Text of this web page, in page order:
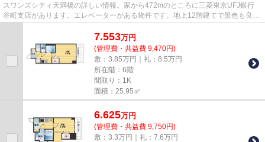
スワンズシティ天満橋の詳しい情報。家から472mのところに三菱東京UFJ銀行
谷町支店があります。エレベーターがある物件です。地上12階建てで景色も良
7.553万円
(管理費・共益費 9,470円)
敷：3.85万円｜礼：8.5万円
所在階：6階
間取り：1K
面積：25.95㎡
6.625万円
(管理費・共益費 9,750円)
敷：3.3万円｜礼：7.6万円